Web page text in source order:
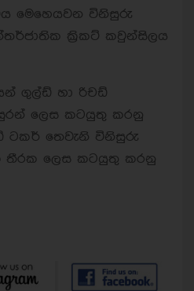
මෙහෙයවන විනිසුරු
ක්‍රිකට් කවුන්සිලය
ගුල්ඩ් හා රිචඩ්
ලෙස කටයුතු කරනු
ටකර් තෙවැනි විනිසුරු
තීරක ලෙස කටයුතු කරනු